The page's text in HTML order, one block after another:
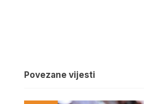
Povezane vijesti